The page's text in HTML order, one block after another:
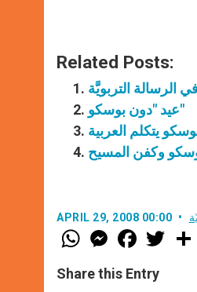
Related Posts:
الرسالة التربويَّة
عيد "دون بوسكو"
يتكلم العربية
APRIL 29, 2008 00:00
W
h
t
s
M
e
s
e
F
a
e
b
w
Share this Entry